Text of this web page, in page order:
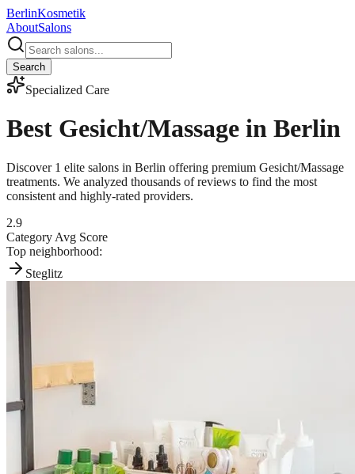
BerlinKosmetik
AboutSalons
Search
Specialized Care
Best Gesicht/Massage in Berlin
Discover 1 elite salons in Berlin offering premium Gesicht/Massage
treatments. We analyzed thousands of reviews to find the most
consistent and highly-rated providers.
2.9
Category Avg Score
Top neighborhood:
Steglitz